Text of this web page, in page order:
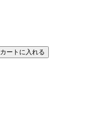
カートに入れる